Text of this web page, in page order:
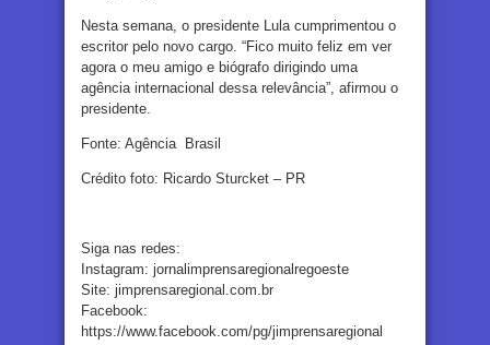
Nesta semana, o presidente Lula cumprimentou o
escritor pelo novo cargo. “Fico muito feliz em ver
agora o meu amigo e biógrafo dirigindo uma
agência internacional dessa relevância”, afirmou o
presidente.
Fonte: Agência Brasil
Crédito foto: Ricardo Sturcket – PR
Siga nas redes:
Instagram: jornalimprensaregionalregoeste
Site: jimprensaregional.com.br
Facebook:
https://www.facebook.com/pg/jimprensaregional